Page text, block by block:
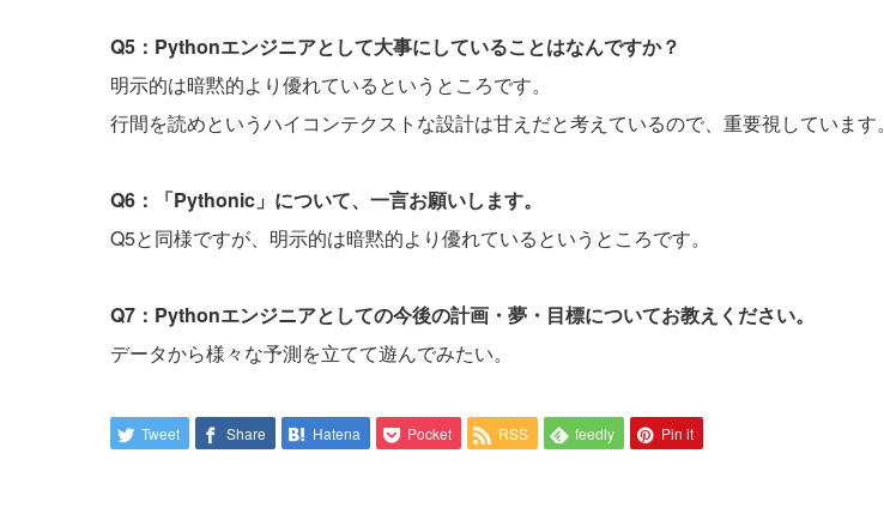
Q5：Pythonエンジニアとして大事にしていることはなんですか？
明示的は暗黙的より優れているというところです。
行間を読めというハイコンテクストな設計は甘えだと考えているので、重要視しています。
Q6：「Pythonic」について、一言お願いします。
Q5と同様ですが、明示的は暗黙的より優れているというところです。
Q7：Pythonエンジニアとしての今後の計画・夢・目標についてお教えください。
データから様々な予測を立てて遊んでみたい。
Tweet Share Hatena Pocket RSS feedly Pin it